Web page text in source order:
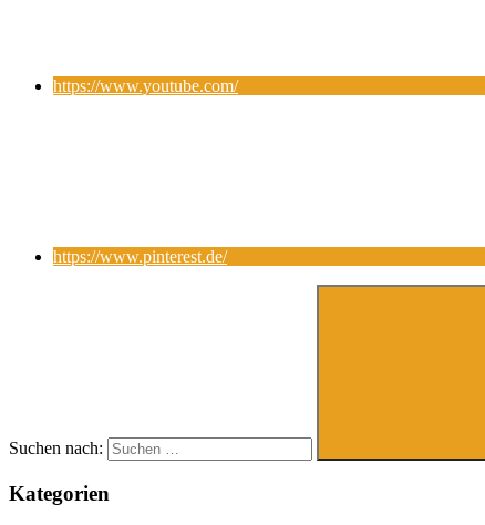
https://www.youtube.com/
https://www.pinterest.de/
Suchen nach:
Kategorien